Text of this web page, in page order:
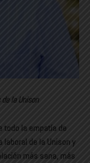
la Unison
todo la empatía de
laboral de la Unison y
más sana, más